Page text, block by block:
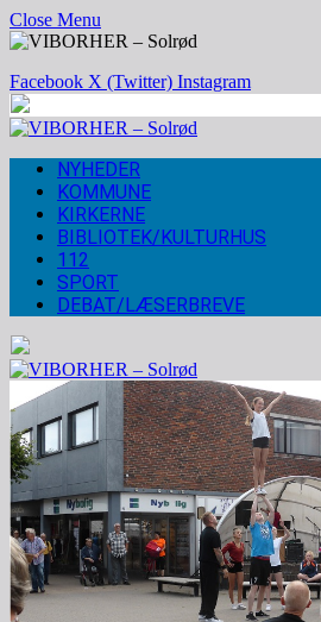
Close Menu
Facebook X (Twitter) Instagram
NYHEDER
KOMMUNE
KIRKERNE
BIBLIOTEK/KULTURHUS
112
SPORT
DEBAT/LÆSERBREVE